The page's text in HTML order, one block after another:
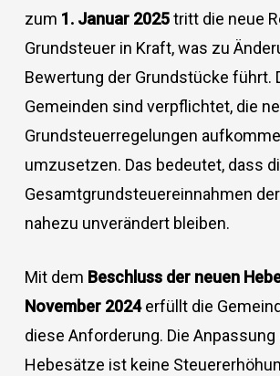
zum 1. Januar 2025tritt die neue
Grundsteuer in Kraft, was zu
Bewertung der Grundstücke führt.
Gemeinden sind verpflichtet, die
Grundsteuerregelungen
umzusetzen. Das bedeutet, dass
Gesamtgrundsteuereinnahmen
nahezu unverändert bleiben.
Mit dem Beschluss der neuen
November 2024erfüllt die
diese Anforderung. Die Anpassung
Hebesätze ist keine